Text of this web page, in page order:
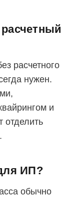
расчетного
нужен.
и
отделить
ИП?
обычно